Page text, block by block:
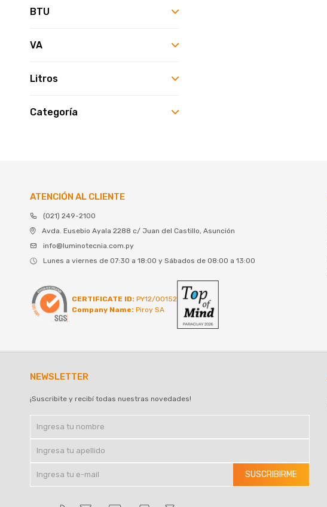
BTU
VA
Litros
Categoría
ATENCIÓN AL CLIENTE
(021) 249-2100
Avda. Eusebio Ayala 2288 c/ Juan del Castillo, Asunción
info@luminotecnia.com.py
Lunes a viernes de 07:30 a 18:00 y Sábados de 08:00 a 13:00
CERTIFICATE ID: PY12/00152
Company Name: Piroy SA
NEWSLETTER
¡Suscribite y recibí todas nuestras novedades!
SUSCRIBIRME